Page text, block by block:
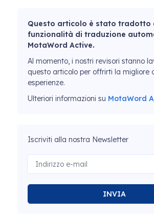
Questo articolo è stato tradotto
funzionalità di traduzione
MotaWord Active.
Al momento, i nostri revisori stanno
questo articolo per offrirti la migliore
esperienze.
Ulteriori informazioni su MotaWord
Iscriviti alla nostra Newsletter
INVIA